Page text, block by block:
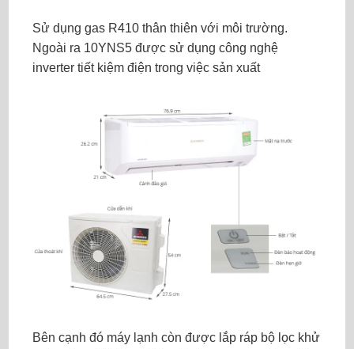
Sử dụng gas R410 thân thiên với môi trường.
Ngoài ra 10YNS5 được sử dụng công nghệ
inverter tiết kiệm điện trong việc sản xuất
Bên cạnh đó máy lạnh còn được lắp ráp bộ lọc khử